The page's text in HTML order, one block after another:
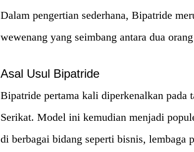
Dalam pengertian sederhana, Bipatride
wewenang yang seimbang antara dua
Asal Usul Bipatride
Bipatride pertama kali diperkenalkan pada
Serikat. Model ini kemudian menjadi
di berbagai bidang seperti bisnis, lembaga